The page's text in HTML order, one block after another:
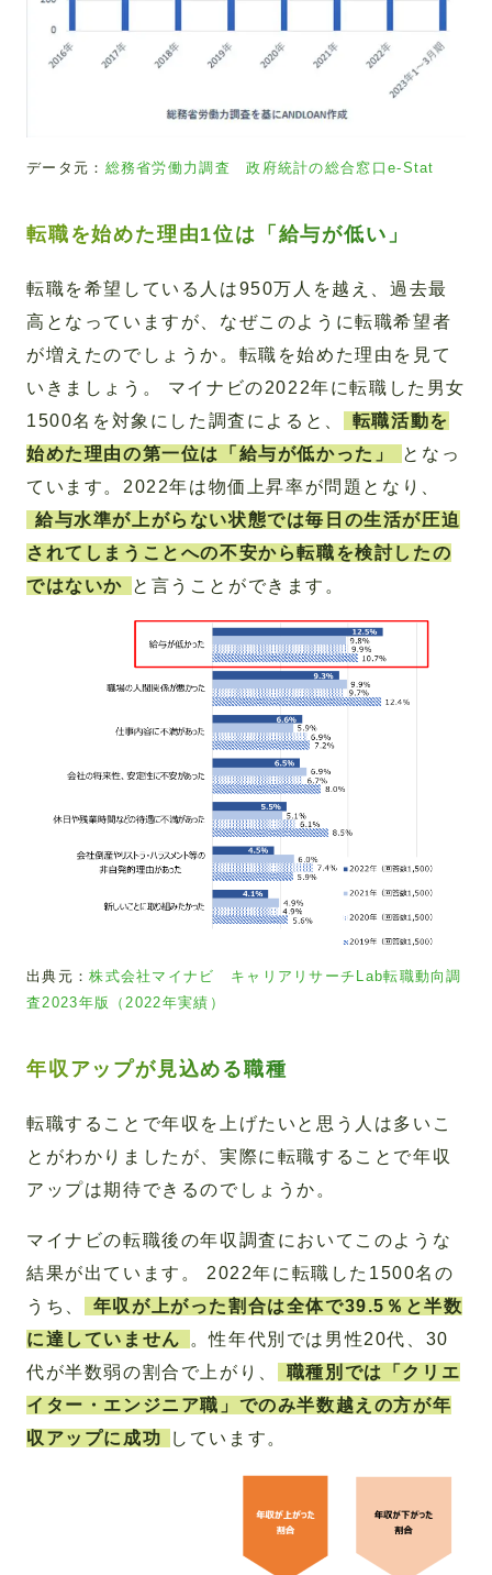
データ元： 総務省労働力調査 政府統計の総合窓口e-Stat
転職を始めた理由1位は「給与が低い」
転職を希望している人は950万人を越え、過去最
高となっていますが、なぜこのように転職希望者
が増えたのでしょうか。転職を始めた理由を見て
いきましょう。 マイナビの2022年に転職した男女
1500名を対象にした調査によると、
転職活動を
始めた理由の第一位は「給与が低かった」
となっ
ています。2022年は物価上昇率が問題となり、
給与水準が上がらない状態では毎日の生活が圧迫
されてしまうことへの不安から転職を検討したの
ではないか
と言うことができます。
出典元：株式会社マイナビ キャリアリサーチLab転職動向調
査2023年版（2022年実績）
年収アップが見込める職種
転職することで年収を上げたいと思う人は多いこ
とがわかりましたが、実際に転職することで年収
アップは期待できるのでしょうか。
マイナビの転職後の年収調査においてこのような
結果が出ています。 2022年に転職した1500名の
うち、
年収が上がった割合は全体で39.5％と半数
に達していません
。性年代別では男性20代、30
代が半数弱の割合で上がり、
職種別では「クリエ
イター・エンジニア職」でのみ半数越えの方が年
収アップに成功
しています。